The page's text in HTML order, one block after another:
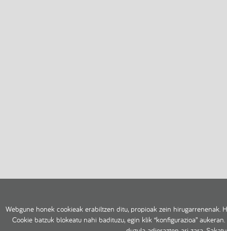
Webgune honek cookieak erabiltzen ditu, propioak zein hirugarrenenak.
Cookie batzuk blokeatu nahi badituzu, egin klik “konfigurazioa”